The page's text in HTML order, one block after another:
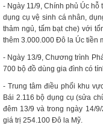
- Ngày 11/9, Chính phủ Úc
dụng cụ vệ sinh cá nhân,
thảm ngủ, tấm bạt che) với
thêm 3.000.000 Đô la Úc tiền
- Ngày 13/9, Chương trình
700 bộ đồ dùng gia đình có
- Trung tâm điều phối khu
Bái 2.116 bộ dụng cụ (sửa
đêm 13/9 và trong ngày 14/
giá trị 254.100 Đô la Mỹ.